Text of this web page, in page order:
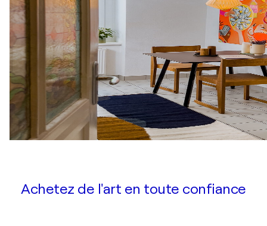
Achetez de l'art en toute confiance